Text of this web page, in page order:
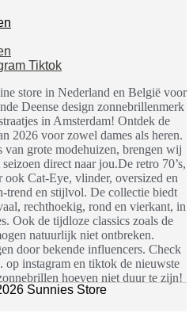
Tiktok
store in Nederland en België voor
Deense design zonnebrillenmerk
in Amsterdam! Ontdek de
2026 voor zowel dames als heren.
van grote modehuizen, brengen wij
direct naar jou.De retro 70’s,
ook Cat-Eye, vlinder, oversized en
trend en stijlvol. De collectie biedt
rechthoekig, rond en vierkant, in
Ook de tijdloze classics zoals de
natuurlijk niet ontbreken.
door bekende influencers. Check
op instagram en tiktok de nieuwste
hoeven niet duur te zijn!
Sunnies Store